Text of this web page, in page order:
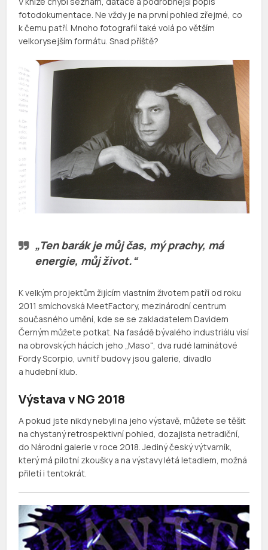
fotodokumentace. Ne vždy je na první pohled zřejmé, co
k čemu patří. Mnoho fotografií také volá po větším
velkorysejším formátu. Snad příště?
„Ten barák je můj čas, mý prachy, má
energie, můj život.“
K velkým projektům žijícím vlastním životem patří od roku
2011 smíchovská MeetFactory, mezinárodní centrum
současného umění, kde se se zakladatelem Davidem
Černým můžete potkat. Na fasádě bývalého industriálu visí
na obrovských hácích jeho „Maso“, dva rudé laminátové
Fordy Scorpio, uvnitř budovy jsou galerie, divadlo
a hudební klub.
Výstava v NG 2018
A pokud jste nikdy nebyli na jeho výstavě, můžete se těšit
na chystaný retrospektivní pohled, dozajista netradiční,
do Národní galerie v roce 2018. Jediný český výtvarník,
který má pilotní zkoušky a na výstavy létá letadlem, možná
přiletí i tentokrát.